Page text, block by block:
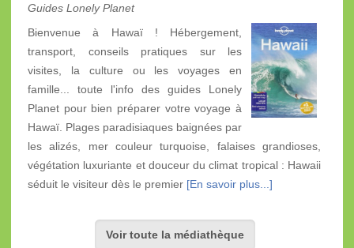
Guides Lonely Planet
Bienvenue à Hawaï ! Hébergement,
transport, conseils pratiques sur les
visites, la culture ou les voyages en
famille... toute l'info des guides Lonely
Planet pour bien préparer votre voyage à
Hawaï. Plages paradisiaques baignées par
les alizés, mer couleur turquoise, falaises grandioses,
végétation luxuriante et douceur du climat tropical : Hawaii
séduit le visiteur dès le premier [En savoir plus...]
Voir toute la médiathèque